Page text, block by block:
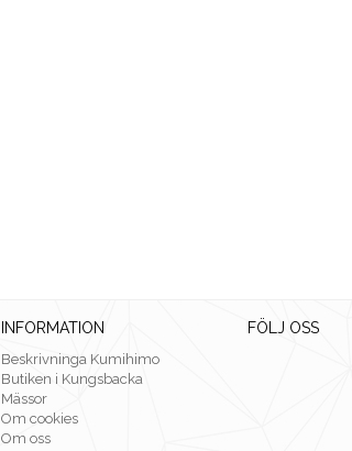
INFORMATION
Beskrivninga Kumihimo
Butiken i Kungsbacka
Mässor
Om cookies
Om oss
FÖLJ OSS